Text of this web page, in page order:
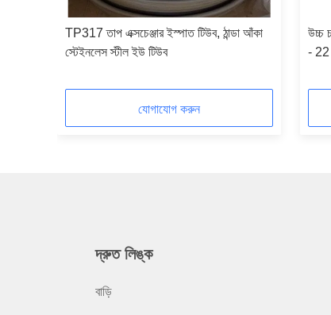
TP317 তাপ এক্সচেঞ্জার ইস্পাত টিউব, ঠান্ডা আঁকা
স্টেইনলেস স্টীল ইউ টিউব
যোগাযোগ করুন
উচ্চ
- 22
দ্রুত লিঙ্ক
বাড়ি